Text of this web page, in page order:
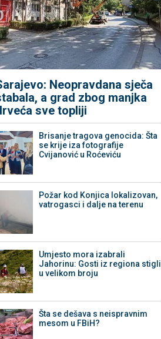
Neopravdana sječa
a grad zbog manjka
sve topliji
Brisanje tragova genocida: Šta
se krije iza fotografije
Cvijanović u Roćeviću
Požar kod Konjica lokalizovan,
vatrogasci i dalje na terenu
Umjesto mora izabrali
Jahorinu: Gosti iz regiona stigli
u velikom broju
Šta se dešava s neispravnim
mesom u FBiH?